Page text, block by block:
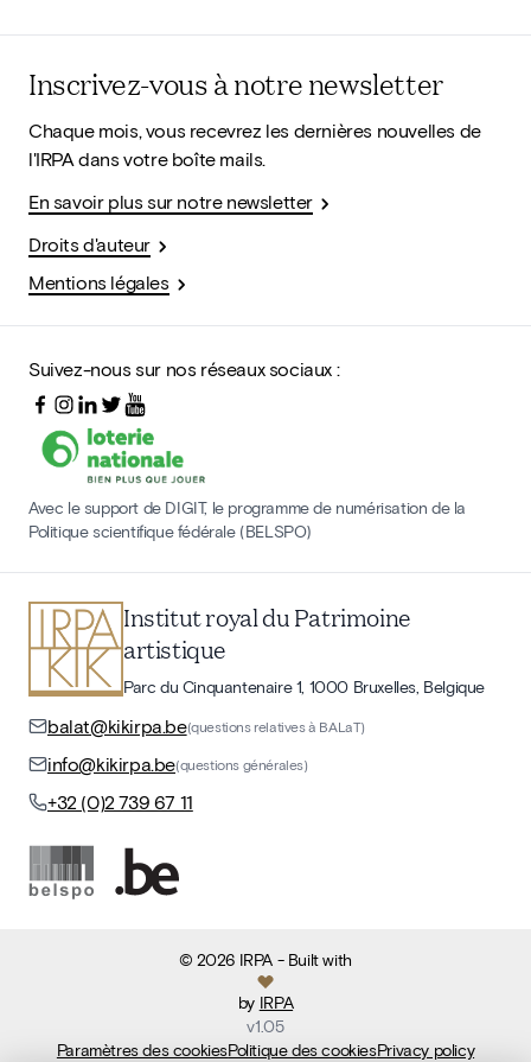
Inscrivez-vous à notre newsletter
Chaque mois, vous recevrez les dernières nouvelles de
l'IRPA dans votre boîte mails.
En savoir plus sur notre newsletter
Droits d'auteur
Mentions légales
Suivez-nous sur nos réseaux sociaux :
Avec le support de DIGIT, le programme de numérisation de la
Politique scientifique fédérale (BELSPO)
Institut royal du Patrimoine
artistique
Parc du Cinquantenaire 1, 1000 Bruxelles, Belgique
balat@kikirpa.be(questions relatives à BALaT)
info@kikirpa.be(questions générales)
+32 (0)2 739 67 11
©2026 IRPA- Built with
by IRPA
v1.05
Paramètres des cookiesPolitique des cookiesPrivacy policy